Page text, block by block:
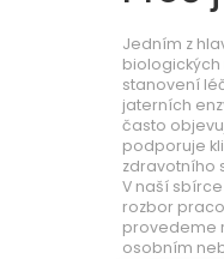
Jedním z
stanovení
jaterních
často
podporuje
zdravotního
V naší
rozbor
provedeme
osobním